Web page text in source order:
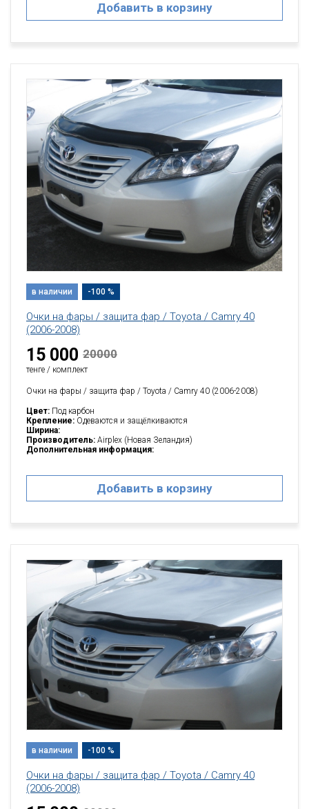
Добавить в корзину
в наличии -100 %
Очки на фары / защита фар / Toyota / Camry 40
(2006-2008)
15 000 20000
тенге / комплект
Очки на фары / защита фар / Toyota / Camry 40 (2006-2008)
Цвет: Под карбон
Крепление: Одеваются и защёлкиваются
Ширина:
Производитель: Airplex (Новая Зеландия)
Дополнительная информация:
Добавить в корзину
в наличии -100 %
Очки на фары / защита фар / Toyota / Camry 40
(2006-2008)